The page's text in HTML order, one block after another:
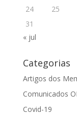
24
25
31
« jul
Categorias
Artigos dos
Comunicados
Covid-19